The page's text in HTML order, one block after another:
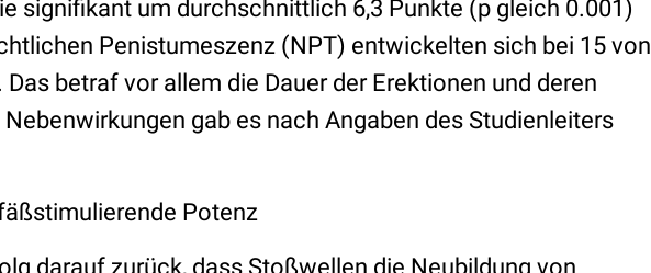
signifikant um durchschnittlich 6,3 Punkte (p gleich 0.001)
Penistumeszenz (NPT) entwickelten sich bei 15 von
betraf vor allem die Dauer der Erektionen und deren
gab es nach Angaben des Studienleiters
Potenz
darauf zurück, dass Stoßwellen die Neubildung von